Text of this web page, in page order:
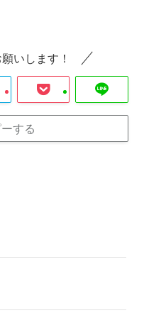
いします！
する